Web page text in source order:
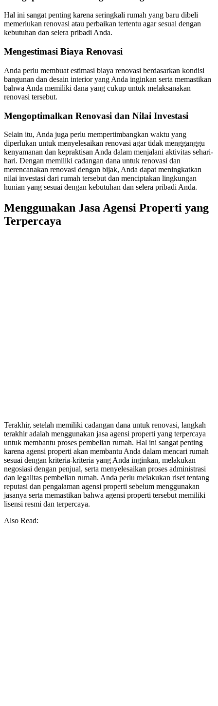
Hal ini sangat penting karena seringkali rumah yang baru dibeli
memerlukan renovasi atau perbaikan tertentu agar sesuai dengan
kebutuhan dan selera pribadi Anda.
Mengestimasi Biaya Renovasi
Anda perlu membuat estimasi biaya renovasi berdasarkan kondisi
bangunan dan desain interior yang Anda inginkan serta memastikan
bahwa Anda memiliki dana yang cukup untuk melaksanakan
renovasi tersebut.
Mengoptimalkan Renovasi dan Nilai Investasi
Selain itu, Anda juga perlu mempertimbangkan waktu yang
diperlukan untuk menyelesaikan renovasi agar tidak mengganggu
kenyamanan dan kepraktisan Anda dalam menjalani aktivitas sehari-
hari. Dengan memiliki cadangan dana untuk renovasi dan
merencanakan renovasi dengan bijak, Anda dapat meningkatkan
nilai investasi dari rumah tersebut dan menciptakan lingkungan
hunian yang sesuai dengan kebutuhan dan selera pribadi Anda.
Menggunakan Jasa Agensi Properti yang
Terpercaya
Terakhir, setelah memiliki cadangan dana untuk renovasi, langkah
terakhir adalah menggunakan jasa agensi properti yang terpercaya
untuk membantu proses pembelian rumah. Hal ini sangat penting
karena agensi properti akan membantu Anda dalam mencari rumah
sesuai dengan kriteria-kriteria yang Anda inginkan, melakukan
negosiasi dengan penjual, serta menyelesaikan proses administrasi
dan legalitas pembelian rumah. Anda perlu melakukan riset tentang
reputasi dan pengalaman agensi properti sebelum menggunakan
jasanya serta memastikan bahwa agensi properti tersebut memiliki
lisensi resmi dan terpercaya.
Also Read: